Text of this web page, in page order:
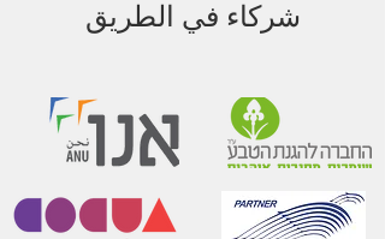
شركاء في الطريق